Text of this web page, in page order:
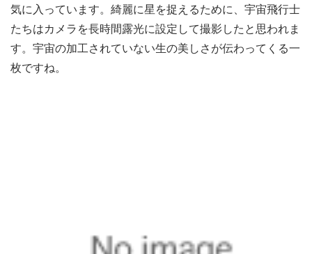
気に入っています。綺麗に星を捉えるために、宇宙飛行士
たちはカメラを長時間露光に設定して撮影したと思われま
す。宇宙の加工されていない生の美しさが伝わってくる一
枚ですね。